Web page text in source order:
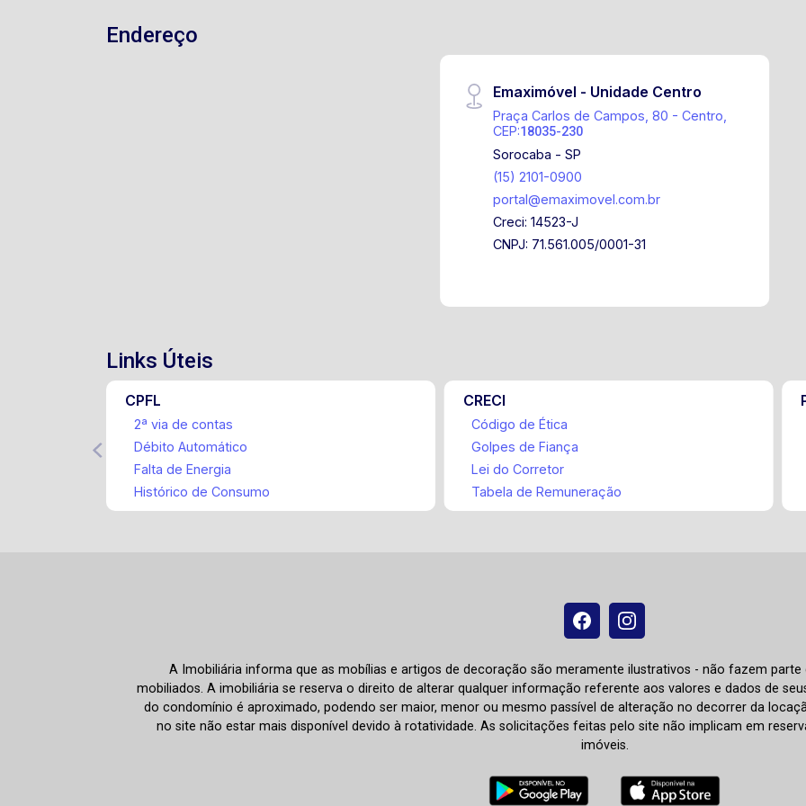
Endereço
Emaximóvel - Unidade Centro
Praça Carlos de Campos, 80 - Centro,
CEP:18035-230
Sorocaba - SP
(15) 2101-0900
portal@emaximovel.com.br
Creci: 14523-J
CNPJ: 71.561.005/0001-31
Links Úteis
CPFL
2ª via de contas
Débito Automático
Falta de Energia
Histórico de Consumo
CRECI
Código de Ética
Golpes de Fiança
Lei do Corretor
Tabela de Remuneração
A Imobiliária informa que as mobílias e artigos de decoração são meramente ilustrativos - não fazem
mobiliados. A imobiliária se reserva o direito de alterar qualquer informação referente aos valores e dados de
do condomínio é aproximado, podendo ser maior, menor ou mesmo passível de alteração no decorrer da
no site não estar mais disponível devido à rotatividade. As solicitações feitas pelo site não implicam em
imóveis.